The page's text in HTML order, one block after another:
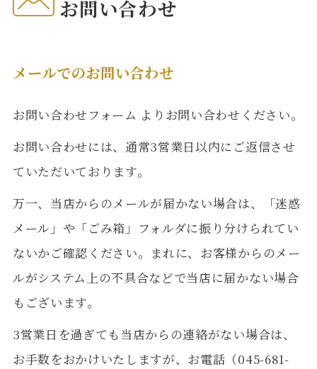
お問い合わせ
メールでのお問い合わせ
お問い合わせフォーム よりお問い合わせください。
お問い合わせには、通常3営業日以内にご返信させ
ていただいております。
万一、当店からのメールが届かない場合は、「迷惑
メール」や「ごみ箱」フォルダに振り分けられてい
ないかご確認ください。まれに、お客様からのメー
ルがシステム上の不具合などで当店に届かない場合
もございます。
3営業日を過ぎても当店からの連絡がない場合は、
お手数をおかけいたしますが、お電話（045-681-